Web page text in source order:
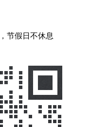
节假日不休息